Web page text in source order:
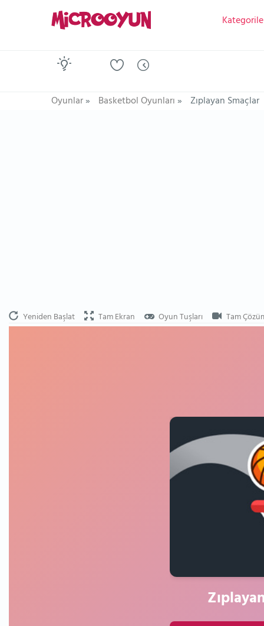
Oyunlar» Basketbol Oyunları» Zıplayan Smaçlar
Yeniden Başlat Tam Ekran Oyun Tuşları Tam